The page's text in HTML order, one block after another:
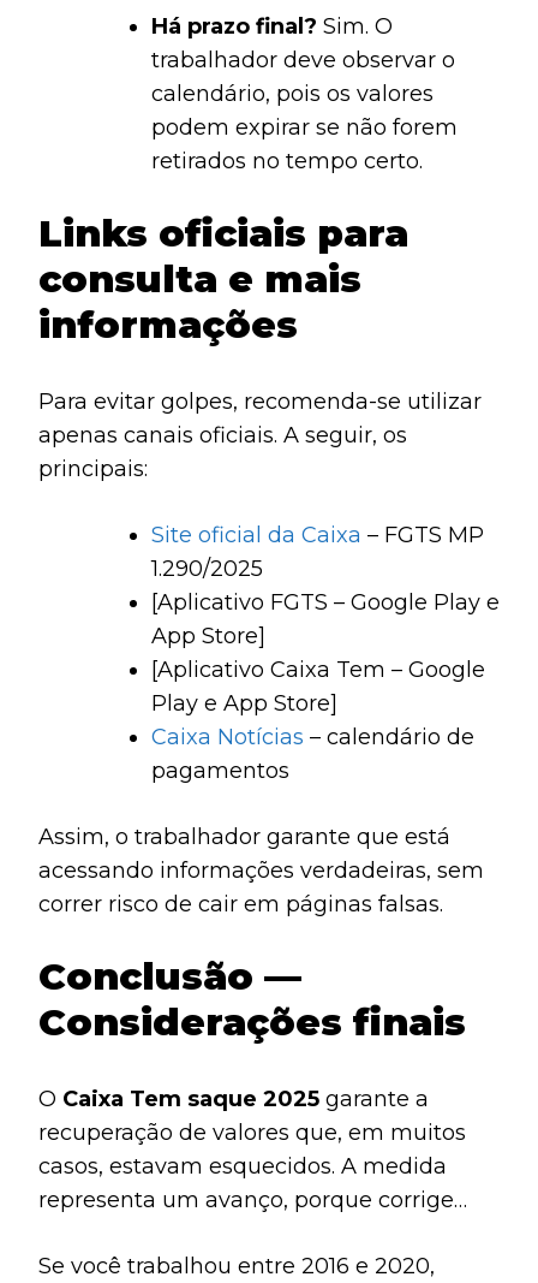
Há prazo final? Sim. O
trabalhador deve observar o
calendário, pois os valores
podem expirar se não forem
retirados no tempo certo.
Links oficiais para
consulta e mais
informações
Para evitar golpes, recomenda-se utilizar
apenas canais oficiais. A seguir, os
principais:
Site oficial da Caixa – FGTS MP
1.290/2025
[Aplicativo FGTS – Google Play e
App Store]
[Aplicativo Caixa Tem – Google
Play e App Store]
Caixa Notícias – calendário de
pagamentos
Assim, o trabalhador garante que está
acessando informações verdadeiras, sem
correr risco de cair em páginas falsas.
Conclusão —
Considerações finais
O Caixa Tem saque 2025 garante a
recuperação de valores que, em muitos
casos, estavam esquecidos. A medida
representa um avanço, porque corrige
devolve o direito de uso ao trabalhador.
Se você trabalhou entre 2016 e 2020,